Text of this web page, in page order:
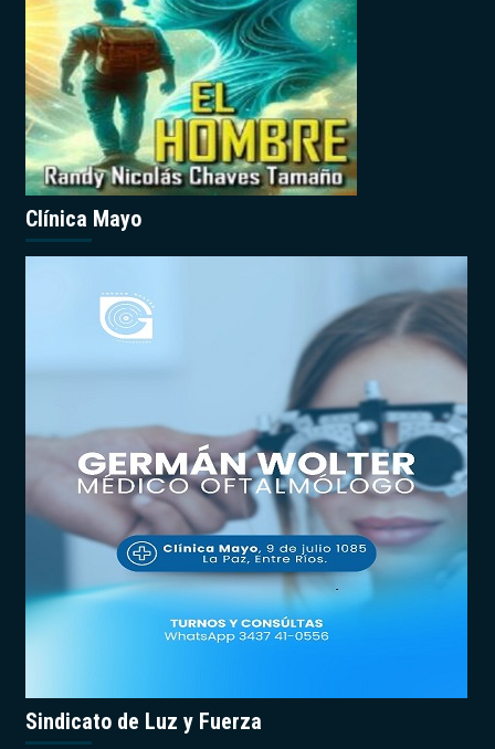
Clínica Mayo
Sindicato de Luz y Fuerza